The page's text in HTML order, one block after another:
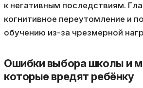
к негативным последствиям.
когнитивное переутомление и
обучению из-за чрезмерной
Ошибки выбора школы и
которые вредят ребёнку